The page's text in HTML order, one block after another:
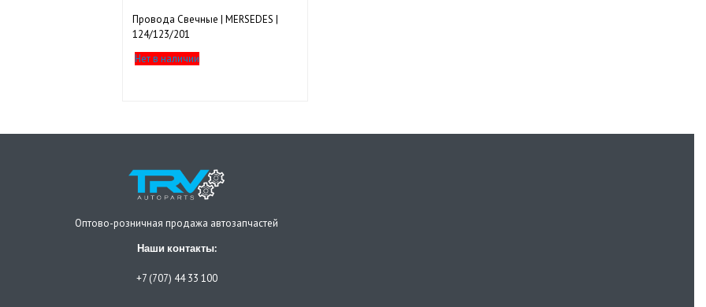
Провода Свечные | MERSEDES |
124/123/201
Нет в наличии
Оптово-розничная продажа автозапчастей
Наши контакты:
+7 (707) 44 33 100